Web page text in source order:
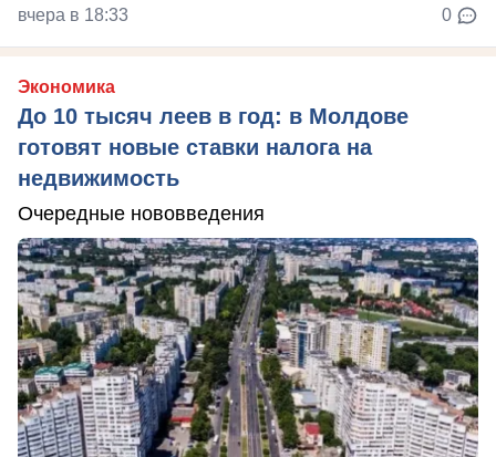
вчера в 18:33 0
Экономика
До 10 тысяч леев в год: в Молдове
готовят новые ставки налога на
недвижимость
Очередные нововведения